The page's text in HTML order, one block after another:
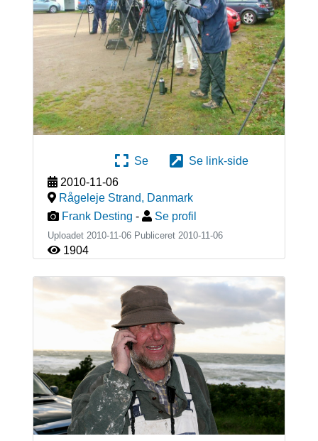
Se
Se link-side
2010-11-06
Rågeleje Strand, Danmark
Frank Desting - Se profil
Uploadet 2010-11-06 Publiceret 2010-11-06
1904